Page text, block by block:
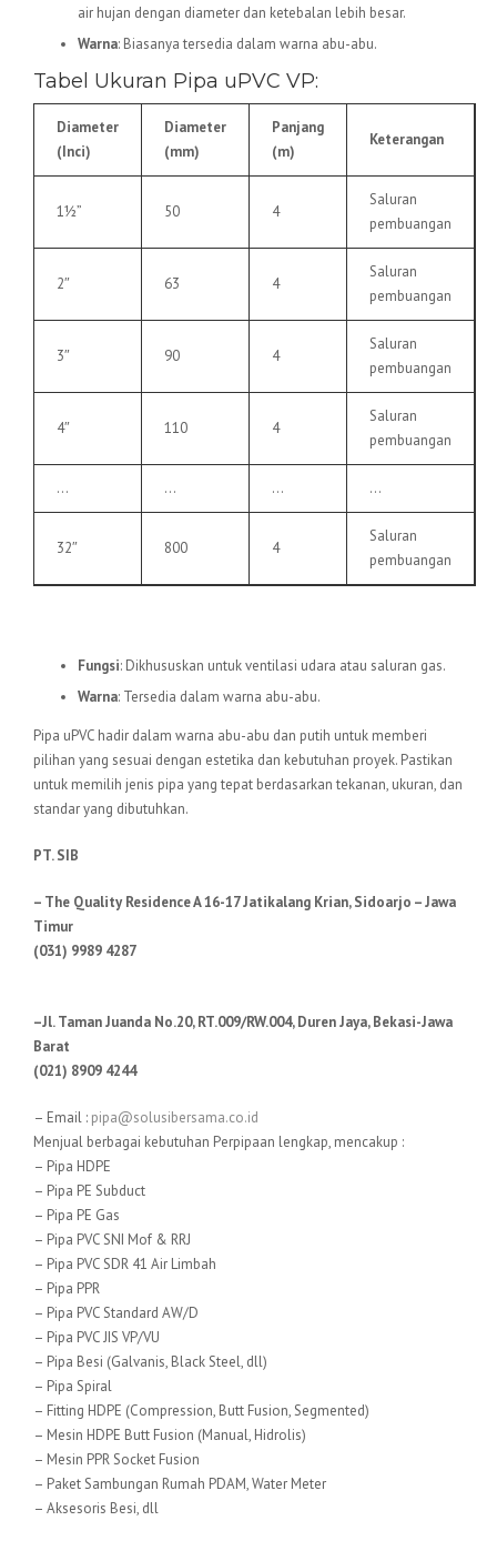
air hujan dengan diameter dan ketebalan lebih besar.
Warna: Biasanya tersedia dalam warna abu-abu.
Tabel Ukuran Pipa uPVC VP:
Diameter
(Inci)
Diameter
(mm)
Panjang
(m)
Keterangan
1½” 50 4
Saluran
pembuangan
2″ 63 4
Saluran
pembuangan
3″ 90 4
Saluran
pembuangan
4″ 110 4
Saluran
pembuangan
… … … …
32″ 800 4
Saluran
pembuangan
Fungsi: Dikhususkan untuk ventilasi udara atau saluran gas.
Warna: Tersedia dalam warna abu-abu.
Pipa uPVC hadir dalam warna abu-abu dan putih untuk memberi
pilihan yang sesuai dengan estetika dan kebutuhan proyek. Pastikan
untuk memilih jenis pipa yang tepat berdasarkan tekanan, ukuran, dan
standar yang dibutuhkan.
PT. SIB
– The Quality Residence A 16-17 Jatikalang Krian, Sidoarjo – Jawa
Timur
(031) 9989 4287
–Jl. Taman Juanda No.20, RT.009/RW.004, Duren Jaya, Bekasi-Jawa
Barat
(021) 8909 4244
– Email : pipa@solusibersama.co.id
Menjual berbagai kebutuhan Perpipaan lengkap, mencakup :
– Pipa HDPE
– Pipa PE Subduct
– Pipa PE Gas
– Pipa PVC SNI Mof & RRJ
– Pipa PVC SDR 41 Air Limbah
– Pipa PPR
– Pipa PVC Standard AW/D
– Pipa PVC JIS VP/VU
– Pipa Besi (Galvanis, Black Steel, dll)
– Pipa Spiral
– Fitting HDPE (Compression, Butt Fusion, Segmented)
– Mesin HDPE Butt Fusion (Manual, Hidrolis)
– Mesin PPR Socket Fusion
– Paket Sambungan Rumah PDAM, Water Meter
– Aksesoris Besi, dll